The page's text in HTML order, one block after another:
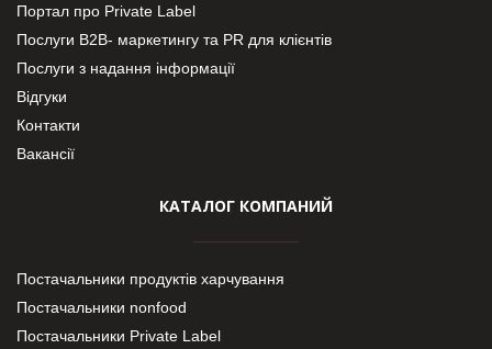
Портал про Private Label
Послуги В2В- маркетингу та PR для клієнтів
Послуги з надання інформації
Відгуки
Контакти
Вакансії
КАТАЛОГ КОМПАНИЙ
Постачальники продуктів харчування
Постачальники nonfood
Постачальники Private Label